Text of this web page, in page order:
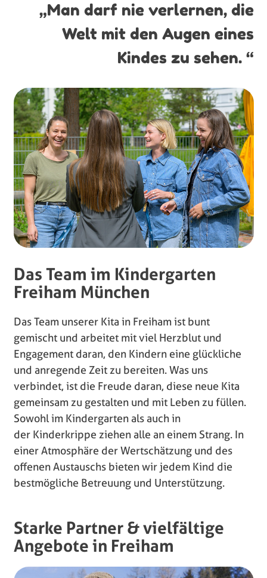
„Man darf nie verlernen, die
Welt mit den Augen eines
Kindes zu sehen. “
Das Team im Kindergarten
Freiham München
Das Team unserer Kita in Freiham ist bunt
gemischt und arbeitet mit viel Herzblut und
Engagement daran, den Kindern eine glückliche
und anregende Zeit zu bereiten. Was uns
verbindet, ist die Freude daran, diese neue Kita
gemeinsam zu gestalten und mit Leben zu füllen.
Sowohl im Kindergarten als auch in
der Kinderkrippe ziehen alle an einem Strang. In
einer Atmosphäre der Wertschätzung und des
offenen Austauschs bieten wir jedem Kind die
bestmögliche Betreuung und Unterstützung.
Starke Partner & vielfältige
Angebote in Freiham